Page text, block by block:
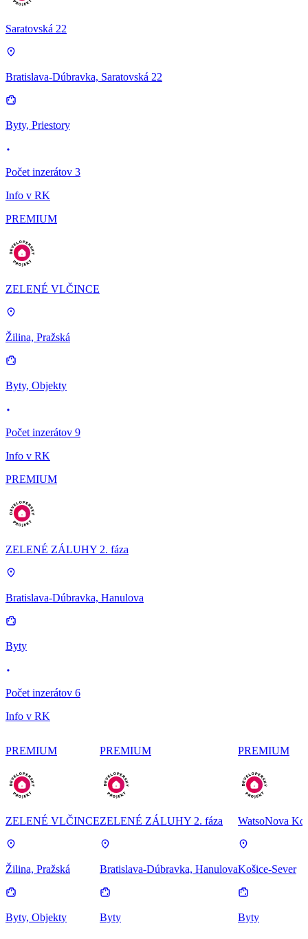
Saratovská 22
Bratislava-Dúbravka, Saratovská 22
Byty, Priestory
Počet inzerátov 3
Info v RK
PREMIUM
ZELENÉ VLČINCE
Žilina, Pražská
Byty, Objekty
Počet inzerátov 9
Info v RK
PREMIUM
ZELENÉ ZÁLUHY 2. fáza
Bratislava-Dúbravka, Hanulova
Byty
Počet inzerátov 6
Info v RK
PREMIUM
ZELENÉ VLČINCE
Žilina, Pražská
Byty, Objekty
PREMIUM
ZELENÉ ZÁLUHY 2. fáza
Bratislava-Dúbravka, Hanulova
Byty
PREMIUM
WatsoNova
Košice-Sever
Byty